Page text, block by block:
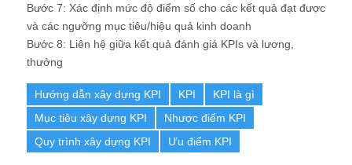
Bước 7: Xác định mức độ điểm số cho các kết quả đạt được
và các ngưỡng mục tiêu/hiệu quả kinh doanh
Bước 8: Liên hệ giữa kết quả đánh giá KPIs và lương,
thưởng
Hướng dẫn xây dựng KPI KPI
KPI là gì
Mục tiêu xây dựng KPI
Nhược điểm KPI
Quy trình xây dựng KPI
Ưu điểm KPI